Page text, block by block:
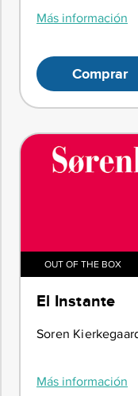
Más información
Comprar
OUT OF THE BOX
El Instante
Soren
Más información